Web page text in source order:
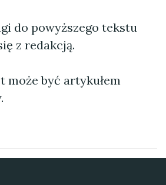
do powyższego tekstu
z redakcją.
może być artykułem